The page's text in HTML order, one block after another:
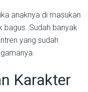
anaknya di masukan
bagus. Sudah banyak
yang sudah
Karakter